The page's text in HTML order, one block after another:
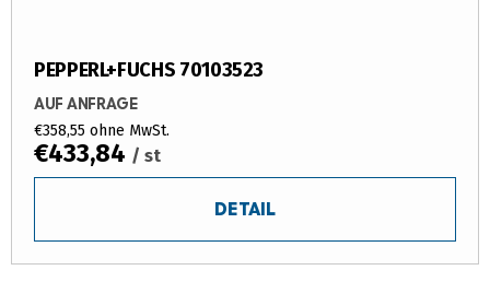
PEPPERL+FUCHS 70103523
AUF ANFRAGE
€358,55 ohne MwSt.
€433,84 / st
DETAIL